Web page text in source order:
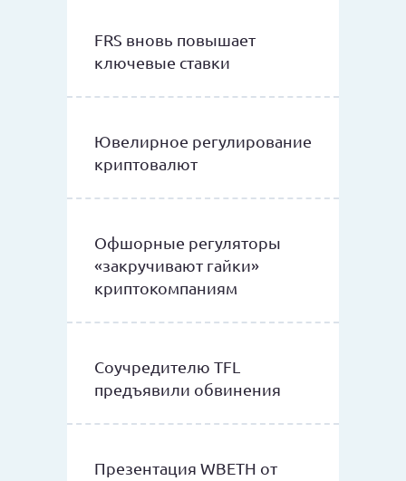
FRS вновь повышает
ключевые ставки
Ювелирное регулирование
криптовалют
Офшорные регуляторы
«закручивают гайки»
криптокомпаниям
Соучредителю TFL
предъявили обвинения
Презентация WBETH от